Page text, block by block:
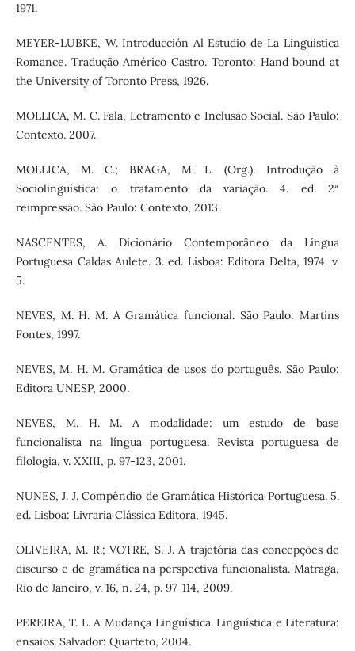
1971.
MEYER-LUBKE, W. Introducción Al Estudio de La Linguística
Romance. Tradução Américo Castro. Toronto: Hand bound at
the University of Toronto Press, 1926.
MOLLICA, M. C. Fala, Letramento e Inclusão Social. São Paulo:
Contexto. 2007.
MOLLICA, M. C.; BRAGA, M. L. (Org.). Introdução à
Sociolinguística: o tratamento da variação. 4. ed. 2ª
reimpressão. São Paulo: Contexto, 2013.
NASCENTES, A. Dicionário Contemporâneo da Língua
Portuguesa Caldas Aulete. 3. ed. Lisboa: Editora Delta, 1974. v.
5.
NEVES, M. H. M. A Gramática funcional. São Paulo: Martins
Fontes, 1997.
NEVES, M. H. M. Gramática de usos do português. São Paulo:
Editora UNESP, 2000.
NEVES, M. H. M. A modalidade: um estudo de base
funcionalista na língua portuguesa. Revista portuguesa de
filologia, v. XXIII, p. 97-123, 2001.
NUNES, J. J. Compêndio de Gramática Histórica Portuguesa. 5.
ed. Lisboa: Livraria Clássica Editora, 1945.
OLIVEIRA, M. R.; VOTRE, S. J. A trajetória das concepções de
discurso e de gramática na perspectiva funcionalista. Matraga,
Rio de Janeiro, v. 16, n. 24, p. 97-114, 2009.
PEREIRA, T. L. A Mudança Linguística. Linguística e Literatura:
ensaios. Salvador: Quarteto, 2004.